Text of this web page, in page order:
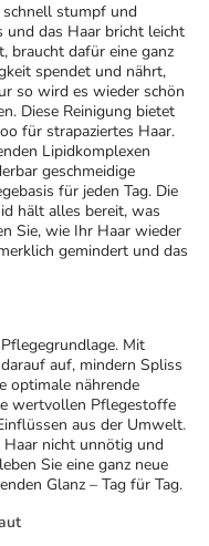
stumpf und
und das Haar bricht leicht
braucht dafür eine ganz
spendet und nährt,
so wird es wieder schön
Diese Reinigung bietet
für strapaziertes Haar.
Lipidkomplexen
geschmeidige
für jeden Tag. Die
hält alles bereit, was
Sie, wie Ihr Haar wieder
gemindert und das
Mit
auf, mindern Spliss
optimale nährende
wertvollen Pflegestoffe
aus der Umwelt.
nicht unnötig und
Sie eine ganz neue
Glanz – Tag für Tag.